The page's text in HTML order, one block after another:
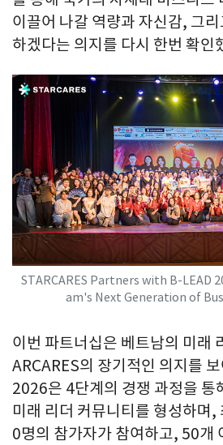
이끌어 나갈 역량과 자신감, 그
하겠다는 의지를 다시 한번 확인
STARCARES Partners with B-LEAD
am's Next Generation of
이번 파트너십은 베트남의 미래
ARCARES의 장기적인 의지를
2026은 4단계의 경쟁 과정을 통
미래 리더 커뮤니티를 형성하며,
0명의 참가자가 참여하고, 50개